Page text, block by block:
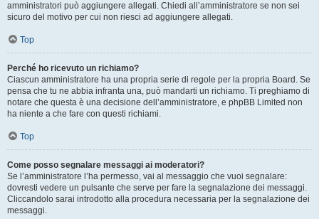
amministratori può aggiungere allegati. Chiedi all’amministratore se non sei
sicuro del motivo per cui non riesci ad aggiungere allegati.
Top
Perché ho ricevuto un richiamo?
Ciascun amministratore ha una propria serie di regole per la propria Board. Se
pensa che tu ne abbia infranta una, può mandarti un richiamo. Ti preghiamo di
notare che questa è una decisione dell’amministratore, e phpBB Limited non
ha niente a che fare con questi richiami.
Top
Come posso segnalare messaggi ai moderatori?
Se l’amministratore l’ha permesso, vai al messaggio che vuoi segnalare:
dovresti vedere un pulsante che serve per fare la segnalazione dei messaggi.
Cliccandolo sarai introdotto alla procedura necessaria per la segnalazione dei
messaggi.